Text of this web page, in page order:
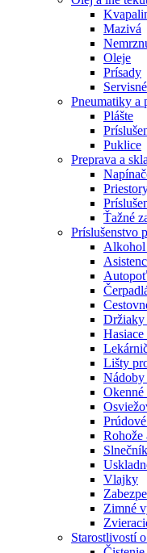
Mazivá
Oleje
Prísady
Pneumatiky a
Plášte
Puklice
Preprava a
Ťažné
Príslušenstvo
Alkohol
Držiaky
Lišty
Nádoby
Rohože
Vlajky
Zimné
Starostlivostí